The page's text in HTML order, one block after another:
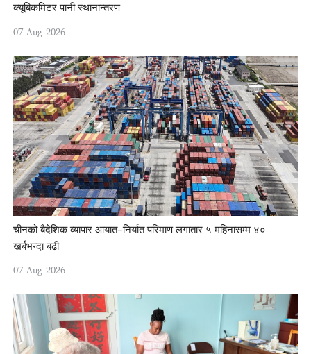
क्यूबिकमिटर पानी स्थानान्तरण
07-Aug-2026
चीनको बैदेशिक व्यापार आयात–निर्यात परिमाण लगातार ५ महिनासम्म ४०
खर्बभन्दा बढी
07-Aug-2026